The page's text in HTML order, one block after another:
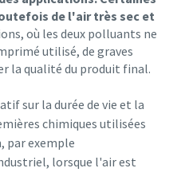
savoir sur votre
pneumatique
processus de transport
de l'air très sec et
où les deux polluants ne
utilisé, de graves
la qualité du produit final.
sur la durée de vie et la
chimiques utilisées
par exemple
lorsque l'air est